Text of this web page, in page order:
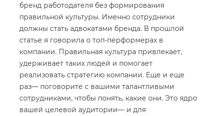
бренд работодателя без формирования
правильной культуры. Именно сотрудники
должны стать адвокатами бренда. В прошлой
статье я говорила о топ-перформерах в
компании. Правильная культура привлекает,
удерживает таких людей и помогает
реализовать стратегию компании. Еще и еще
раз— поговорите с вашими талантливыми
сотрудниками, чтобы понять, какие они. Это ядро
вашей целевой аудитории— и для